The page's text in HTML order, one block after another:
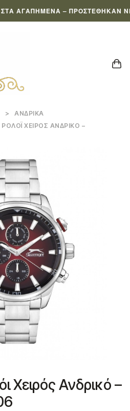
ΑΓΑΠΗΜΈΝΑ – ΠΡΟΣΤΈΘΗΚΑΝ ΝΈΑ
>
ΑΝΔΡΙΚΆ
ΡΟΛΌΙ ΧΕΙΡΌΣ ΑΝΔΡΙΚΌ –
Χειρός Ανδρικό –